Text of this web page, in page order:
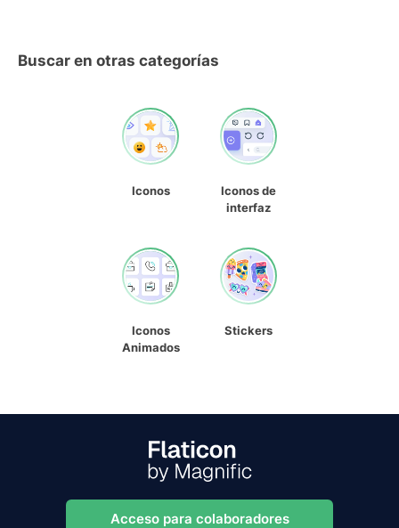
Buscar en otras categorías
Iconos
Iconos de
interfaz
Iconos
Animados
Stickers
Acceso para colaboradores